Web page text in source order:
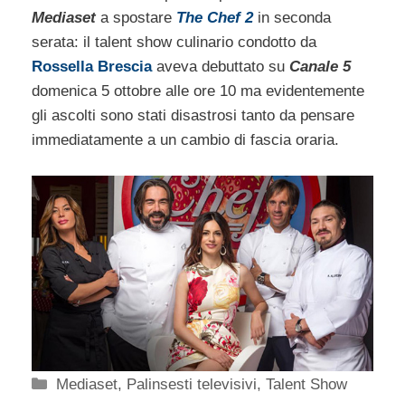
Mediaseta spostare The Chef 2in seconda
serata: il talent show culinario condotto da
Rossella Brescia aveva debuttato su Canale 5
domenica 5 ottobre alle ore 10 ma evidentemente
gli ascolti sono stati disastrosi tanto da pensare
immediatamente a un cambio di fascia oraria.
Categorie
Mediaset, Palinsesti televisivi,Talent Show